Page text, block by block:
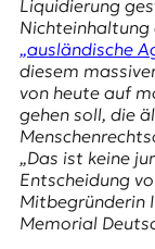
D
E
K
O
D
E
Liquidierung
Nichteinhaltung
„ausländische
diesem
von heute auf
gehen soll, die
„Das ist keine
Entscheidung
Mitbegründerin
Memorial